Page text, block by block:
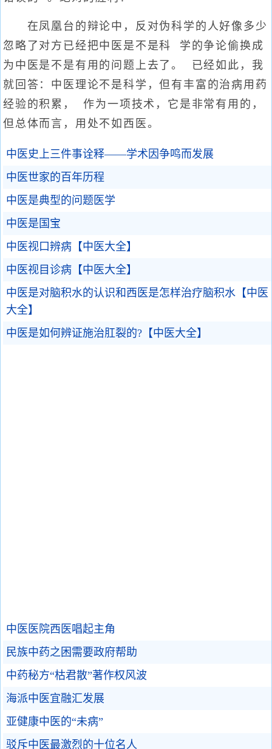
在凤凰台的辩论中，反对伪科学的人好像多少
忽略了对方已经把中医是不是科 学的争论偷换成
为中医是不是有用的问题上去了。 已经如此，我
就回答：中医理论不是科学，但有丰富的治病用药
经验的积累， 作为一项技术，它是非常有用的，
但总体而言，用处不如西医。
中医史上三件事诠释——学术因争鸣而发展
中医世家的百年历程
中医是典型的问题医学
中医是国宝
中医视口辨病【中医大全】
中医视目诊病【中医大全】
中医是对脑积水的认识和西医是怎样治疗脑积水【中医
大全】
中医是如何辨证施治肛裂的?【中医大全】
中医医院西医唱起主角
民族中药之困需要政府帮助
中药秘方“枯君散”著作权风波
海派中医宜融汇发展
亚健康中医的“未病”
驳斥中医最激烈的十位名人